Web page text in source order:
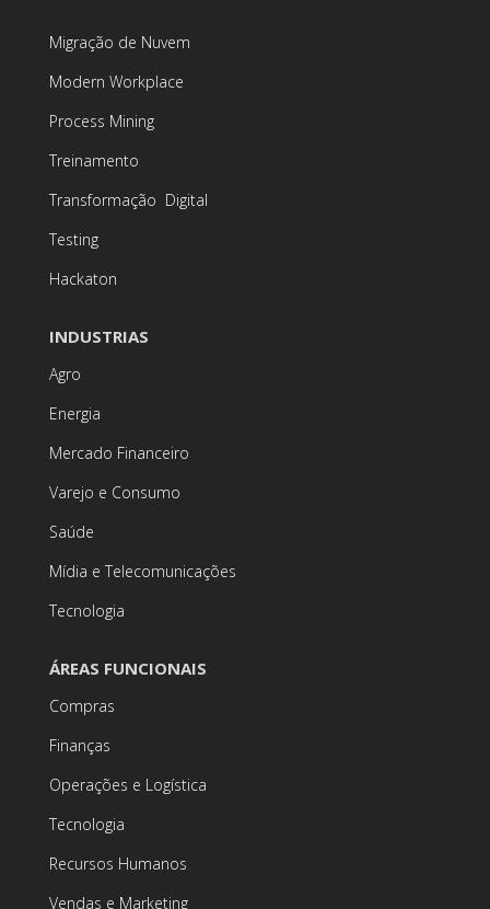
Migração de Nuvem
Modern Workplace
Process Mining
Treinamento
Transformação Digital
Testing
Hackaton
INDUSTRIAS
Agro
Energia
Mercado Financeiro
Varejo e Consumo
Saúde
Mídia e Telecomunicações
Tecnologia
ÁREAS FUNCIONAIS
Compras
Finanças
Operações e Logística
Tecnologia
Recursos Humanos
Vendas e Marketing